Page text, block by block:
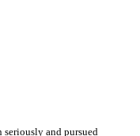
and pursued